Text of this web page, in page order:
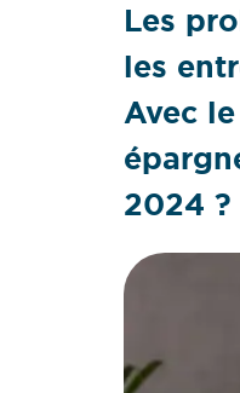
Les
les
Avec
2024 ?